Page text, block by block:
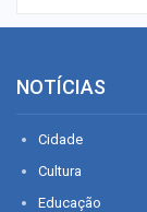
NOTÍCIAS
Cidade
Cultura
Educação